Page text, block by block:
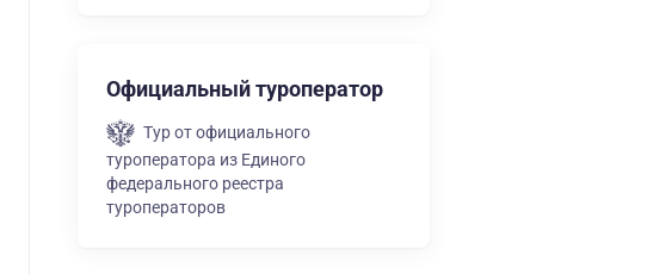
Официальный туроператор
Тур от официального
туроператора из Единого
федерального реестра
туроператоров